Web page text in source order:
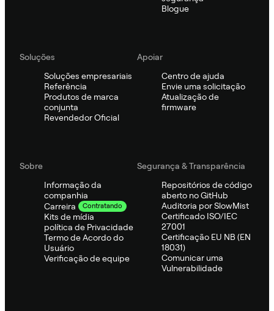
Blogue
Soluções
Soluções empresariais
Referência
Produtos de marca
conjunta
Revendedor Oficial
Apoiar
Centro de ajuda
Envie uma solicitação
Atualização de
firmware
Sobre
Informação da
companhia
Carreira
Contratando
Kits de mídia
política de Privacidade
Termo de Acordo do
Usuário
Verificação de equipe
Segurança & Transparência
Repositórios de código
aberto no GitHub
Auditoria por SlowMist
Certificado ISO/IEC
27001
Certificação EU NB (EN
18031)
Comunicar uma
Vulnerabilidade